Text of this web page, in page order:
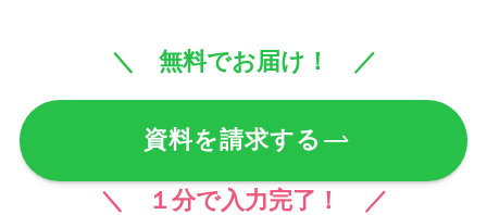
＼ 無料でお届け！ ／
資料を請求する
＼ １分で入力完了！ ／